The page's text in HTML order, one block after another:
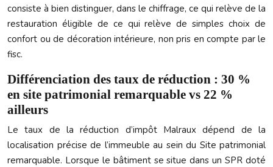
consiste à bien distinguer, dans le chiffrage, ce qui relève de la
restauration éligible de ce qui relève de simples choix de
confort ou de décoration intérieure, non pris en compte par le
fisc.
Différenciation des taux de réduction : 30 %
en site patrimonial remarquable vs 22 %
ailleurs
Le taux de la réduction d’impôt Malraux dépend de la
localisation précise de l’immeuble au sein du Site patrimonial
remarquable. Lorsque le bâtiment se situe dans un SPR doté